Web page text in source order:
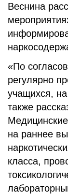
Веснина
«По
регулярно
учащихся,
также
на раннее
класса,